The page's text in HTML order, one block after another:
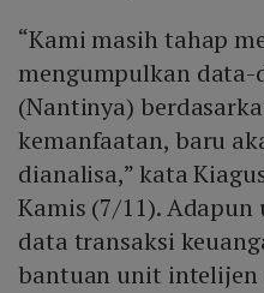
“Kami masih tahap
mengumpulkan
(Nantinya)
kemanfaatan, baru
dianalisa,” kata
Kamis (7/11).
data transaksi
bantuan unit intelijen